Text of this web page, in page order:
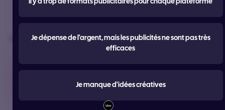
Il y a trop de formats publicitaires pour chaque plateforme
Je dépense de l'argent, mais les publicités ne sont pas très
efficaces
Je manque d'idées créatives
publicité
Créez des annonces, des textes, des photos et des vidéos
plus performants.
Essayer gratuitement maintenant
Démarrer gratuitement avec Google